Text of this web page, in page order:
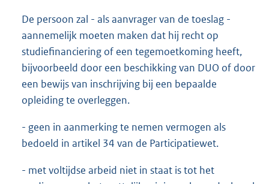
De persoon zal - als aanvrager van de toeslag -
aannemelijk moeten maken dat hij recht op
studiefinanciering of een tegemoetkoming heeft,
bijvoorbeeld door een beschikking van DUO of door
een bewijs van inschrijving bij een bepaalde
opleiding te overleggen.
- geen in aanmerking te nemen vermogen als
bedoeld in artikel 34 van de Participatiewet.
- met voltijdse arbeid niet in staat is tot het